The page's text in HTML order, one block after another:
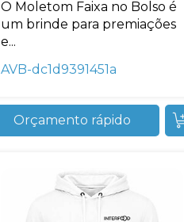
O Moletom Faixa no Bolso é
um brinde para premiações
e...
AVB-dc1d9391451a
Orçamento rápido
+55
A nossa empresa está
privacidade, utilizaremos